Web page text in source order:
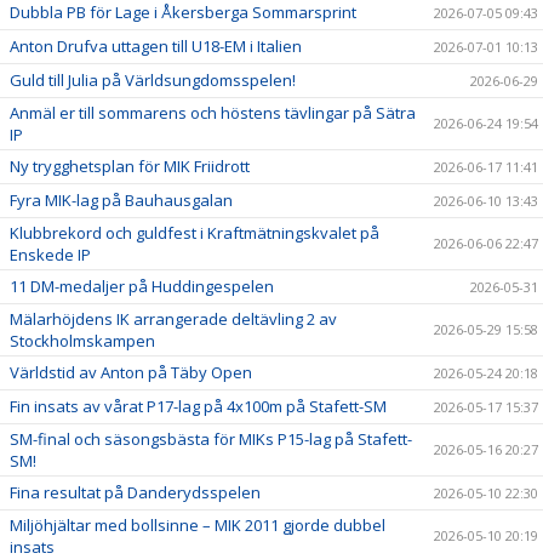
Dubbla PB för Lage i Åkersberga Sommarsprint 2026-07-05 09:43
Anton Drufva uttagen till U18-EM i Italien 2026-07-01 10:13
Guld till Julia på Världsungdomsspelen! 2026-06-29
Anmäl er till sommarens och höstens tävlingar på Sätra
IP
2026-06-24 19:54
Ny trygghetsplan för MIK Friidrott 2026-06-17 11:41
Fyra MIK-lag på Bauhausgalan 2026-06-10 13:43
Klubbrekord och guldfest i Kraftmätningskvalet på
Enskede IP
2026-06-06 22:47
11 DM-medaljer på Huddingespelen 2026-05-31
Mälarhöjdens IK arrangerade deltävling 2 av
Stockholmskampen
2026-05-29 15:58
Världstid av Anton på Täby Open 2026-05-24 20:18
Fin insats av vårat P17-lag på 4x100m på Stafett-SM 2026-05-17 15:37
SM-final och säsongsbästa för MIKs P15-lag på Stafett-
SM!
2026-05-16 20:27
Fina resultat på Danderydsspelen 2026-05-10 22:30
Miljöhjältar med bollsinne – MIK 2011 gjorde dubbel
insats
2026-05-10 20:19